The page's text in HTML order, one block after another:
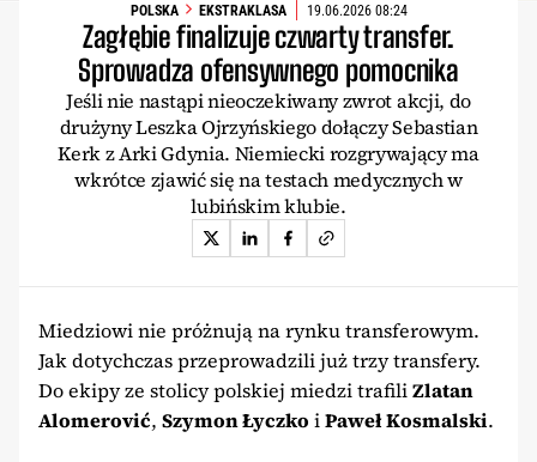
POLSKA EKSTRAKLASA 19.06.2026 08:24
Zagłębie finalizuje czwarty transfer.
Sprowadza ofensywnego pomocnika
Jeśli nie nastąpi nieoczekiwany zwrot akcji, do
drużyny Leszka Ojrzyńskiego dołączy Sebastian
Kerk z Arki Gdynia. Niemiecki rozgrywający ma
wkrótce zjawić się na testach medycznych w
lubińskim klubie.
Miedziowi nie próżnują na rynku transferowym.
Jak dotychczas przeprowadzili już trzy transfery.
Do ekipy ze stolicy polskiej miedzi trafiliZlatan
Alomerović, Szymon Łyczko iPaweł Kosmalski.